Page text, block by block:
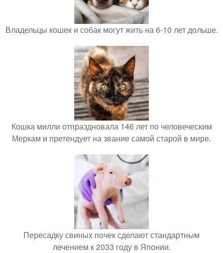
Владельцы кошек и собак могут жить на 6-10 лет дольше.
Кошка милли отпраздновала 146 лет по человеческим
Меркам и претендует на звание самой старой в мире.
Пересадку свиных почек сделают стандартным
лечением к 2033 году в Японии.